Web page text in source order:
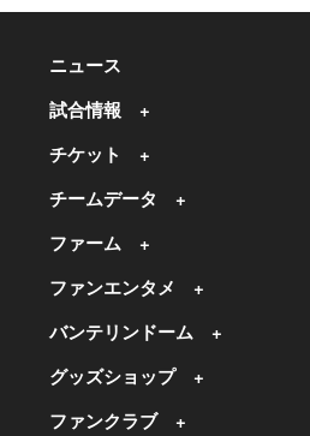
ニュース
試合情報
チケット
チームデータ
ファーム
ファンエンタメ
バンテリンドーム
グッズショップ
ファンクラブ